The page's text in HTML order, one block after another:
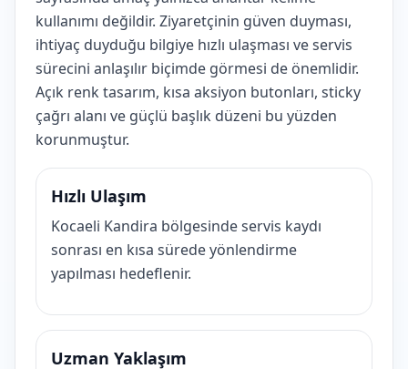
kullanımı değildir. Ziyaretçinin güven duyması,
ihtiyaç duyduğu bilgiye hızlı ulaşması ve servis
sürecini anlaşılır biçimde görmesi de önemlidir.
Açık renk tasarım, kısa aksiyon butonları, sticky
çağrı alanı ve güçlü başlık düzeni bu yüzden
korunmuştur.
Hızlı Ulaşım
Kocaeli Kandira bölgesinde servis kaydı
sonrası en kısa sürede yönlendirme
yapılması hedeflenir.
Uzman Yaklaşım